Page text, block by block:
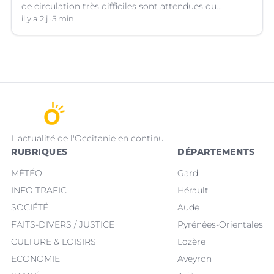
de circulation très difficiles sont attendues du
vendredi 7 au lundi 10 août sur le réseau VINCI
Autoroutes.
il y a 2 j 5 min
L'actualité de l'Occitanie en continu
RUBRIQUES
MÉTÉO
INFO TRAFIC
SOCIÉTÉ
FAITS-DIVERS / JUSTICE
CULTURE & LOISIRS
ECONOMIE
DÉPARTEMENTS
Gard
Hérault
Aude
Pyrénées-Orientales
Lozère
Aveyron